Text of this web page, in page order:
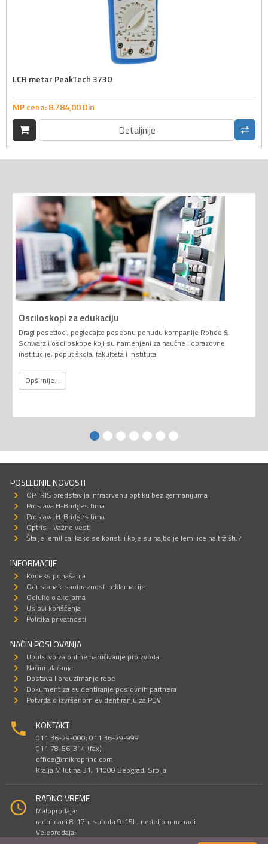
LCR metar PeakTech 3730
MP cena:8.784,00Din
Detaljnije
Osciloskopi za edukaciju
Dragi posetioci, pogledajte posebnu ponudu kompanije Rohde &
Schwarz i osciloskope koji su namenjeni za naučne i obrazovne
institucije, poput škola, fakulteta i instituta.
Opširnije...
POSLEDNJE NOVOSTI
OPTRIS predstavlja infracrvenu optiku bez germanijuma
Proslava H-Bridges tima
Proslava H-Bridges tima
Optris - Važne vesti
Šta je lemilica, kako se koristi i koje su najbolje lemilice na tržištu?
INFORMACIJE
Kodeks ponašanja
Odustanak-saobraznost-reklamacije
Odluke o akcijama
Uslovi korišćenja
Politika privatnosti
NAČIN POSLOVANJA
Uputstvo za online naručivanje proizvoda
Načini plaćanja
Dostava I preuzimanje robe
Dokument za evidentiranje poslovnih partnera
Potvrda o izvršenom evidentiranju za PDV
KONTAKT
011 36-29-000; 011 36-29-999
011 78-56-314 (fax)
office@mikroprinc.com
Kralja Milutina 31, 11000 Beograd, Srbija
RADNO VREME
Maloprodaja:
radni dani 8-17h, subota 9-15h, nedeljom ne radi
Veleprodaja: